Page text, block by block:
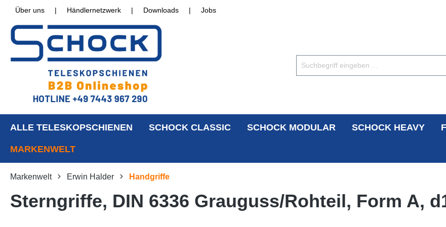
Über uns | Händlernetzwerk | Downloads | Jobs
ALLE TELESKOPSCHIENEN SCHOCK CLASSIC SCHOCK MODULAR SCHOCK HEAVY
MARKENWELT
Markenwelt Erwin Halder Handgriffe
Sterngriffe, DIN 6336 Grauguss/Rohteil, Form A,